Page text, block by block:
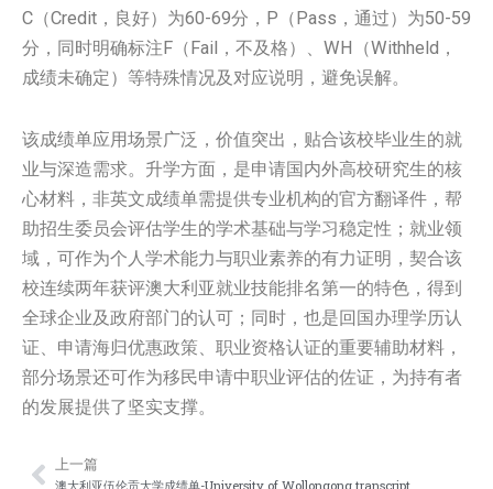
C（Credit，良好）为60-69分，P（Pass，通过）为50-59
分，同时明确标注F（Fail，不及格）、WH（Withheld，
成绩未确定）等特殊情况及对应说明，避免误解。
该成绩单应用场景广泛，价值突出，贴合该校毕业生的就
业与深造需求。升学方面，是申请国内外高校研究生的核
心材料，非英文成绩单需提供专业机构的官方翻译件，帮
助招生委员会评估学生的学术基础与学习稳定性；就业领
域，可作为个人学术能力与职业素养的有力证明，契合该
校连续两年获评澳大利亚就业技能排名第一的特色，得到
全球企业及政府部门的认可；同时，也是回国办理学历认
证、申请海归优惠政策、职业资格认证的重要辅助材料，
部分场景还可作为移民申请中职业评估的佐证，为持有者
的发展提供了坚实支撑。
Prev
上一篇
澳大利亚伍伦贡大学成绩单-University of Wollongong transcript